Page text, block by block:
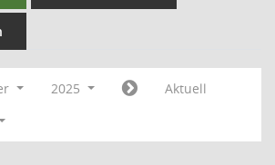
2025
Aktuell